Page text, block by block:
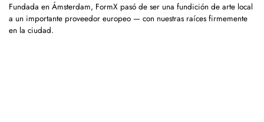
Fundada en Ámsterdam, FormX pasó de ser una fundición de arte local
a un importante proveedor europeo — con nuestras raíces firmemente
en la ciudad.